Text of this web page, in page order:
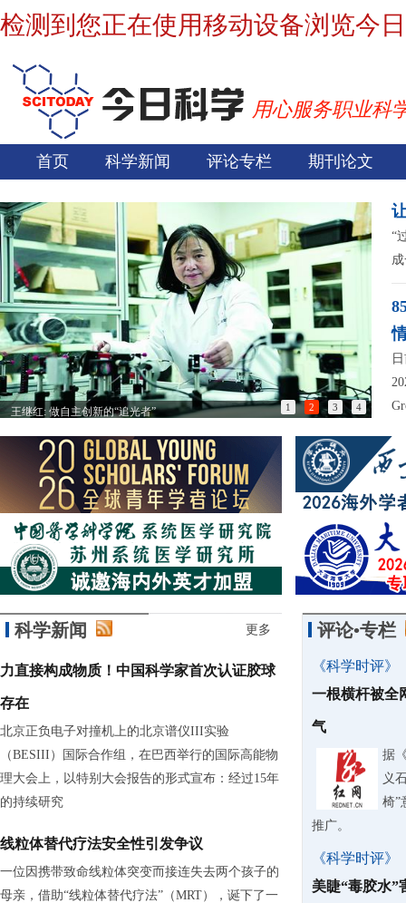
检测到您正在使用移动设备浏览今
用心服务职业科
首页 科学新闻 评论专栏 期刊论文
王继红: 做自主创新的“追光者” 以
1 2 3 4
“
科学新闻 更多
力直接构成物质！中国科学家首次认证胶球
存在
北京正负电子对撞机上的北京谱仪III实验
（BESIII）国际合作组，在巴西举行的国际高能物
理大会上，以特别大会报告的形式宣布：经过15年
的持续研究
线粒体替代疗法安全性引发争议
一位因携带致命线粒体突变而接连失去两个孩子的
母亲，借助“线粒体替代疗法”（MRT），诞下了一
评论•专栏
《科学时评》
一根横杆被全
气
据
义
椅”
推广。
《科学时评》
美睫“毒胶水”